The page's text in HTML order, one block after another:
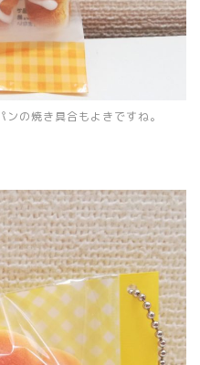
の焼き具合もよきですね。